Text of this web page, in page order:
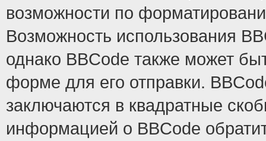
возможности по
Возможность использования
однако BBCode также может
форме для его отправки.
заключаются в квадратные
информацией о BBCode